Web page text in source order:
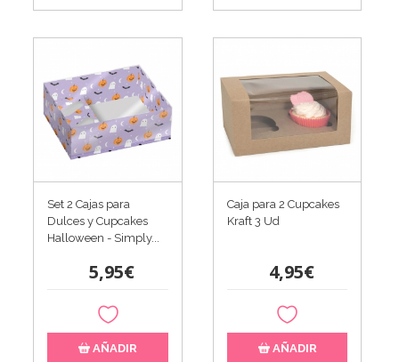
Set 2 Cajas para
Dulces y Cupcakes
Halloween - Simply...
5,95€
AÑADIR
Caja para 2 Cupcakes
Kraft 3 Ud
4,95€
AÑADIR